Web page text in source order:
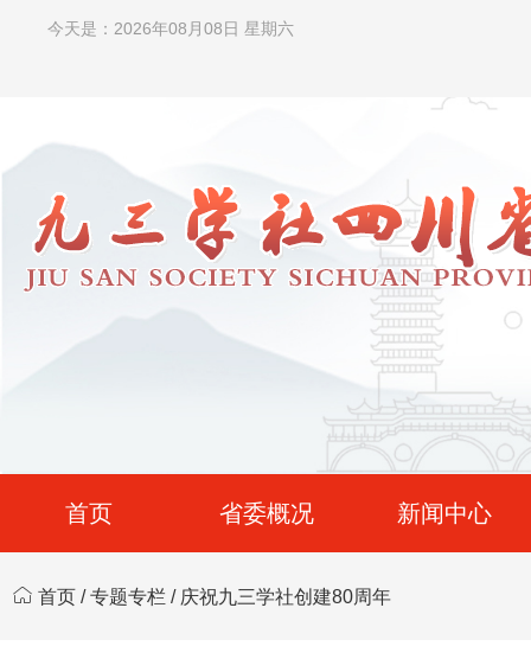
今天是：2026年08月08日 星期六
首页 省委概况 新闻中心
首页 /专题专栏 / 庆祝九三学社创建80周年